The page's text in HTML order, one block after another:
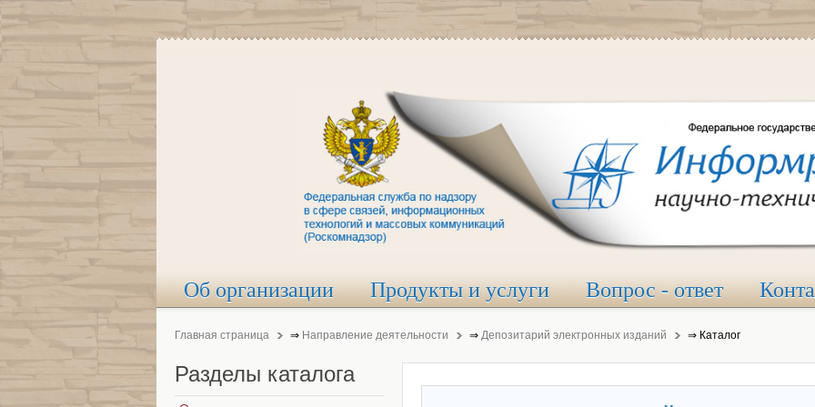
Об организации Продукты и услуги Вопрос - ответ
Главная страница ⇒ Направление деятельности ⇒ Депозитарий электронных изданий ⇒ Каталог
Разделы каталога